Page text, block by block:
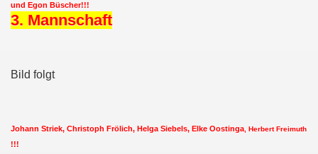
und Egon Büscher!!!
3. Mannschaft
Bild folgt
Johann Striek, Christoph Frölich, Helga Siebels, Elke Oostinga, Herbert Freimuth
!!!